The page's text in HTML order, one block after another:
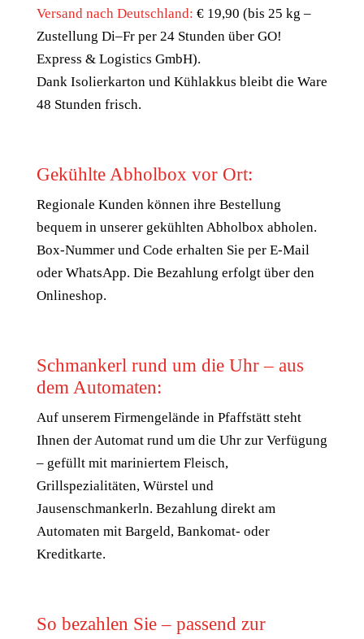
Versand nach Deutschland: € 19,90 (bis 25 kg –
Zustellung Di–Fr per 24 Stunden über GO!
Express & Logistics GmbH).
Dank Isolierkarton und Kühlakkus bleibt die Ware
48 Stunden frisch.
Gekühlte Abholbox vor Ort:
Regionale Kunden können ihre Bestellung
bequem in unserer gekühlten Abholbox abholen.
Box-Nummer und Code erhalten Sie per E-Mail
oder WhatsApp. Die Bezahlung erfolgt über den
Onlineshop.
Schmankerl rund um die Uhr – aus
dem Automaten:
Auf unserem Firmengelände in Pfaffstätt steht
Ihnen der Automat rund um die Uhr zur Verfügung
– gefüllt mit mariniertem Fleisch,
Grillspezialitäten, Würstel und
Jausenschmankerln. Bezahlung direkt am
Automaten mit Bargeld, Bankomat- oder
Kreditkarte.
So bezahlen Sie – passend zur